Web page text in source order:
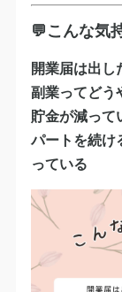
💬こんな気
開業届は出し
副業ってどう
貯金が減って
パートを続け
っている